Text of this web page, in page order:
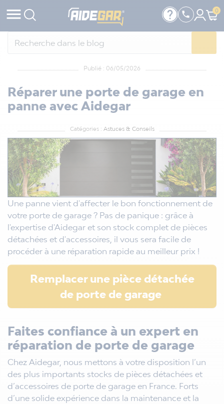
 help  0
Publié : 06/05/2026
Réparer une porte de garage en
panne avec Aidegar
Catégories : Astuces & Conseils
Une panne vient d'affecter le bon fonctionnement de
votre porte de garage ? Pas de panique : grâce à
l'expertise d'Aidegar et son stock complet de pièces
détachées et d'accessoires, il vous sera facile de
procéder à une réparation rapide au meilleur prix !
Remplacer une pièce détachée
de porte de garage
Faites confiance à un expert en
réparation de porte de garage
Chez Aidegar, nous mettons à votre disposition l’un
des plus importants stocks de pièces détachées et
d’accessoires de porte de garage en France. Forts
d’une solide expérience dans la maintenance et la